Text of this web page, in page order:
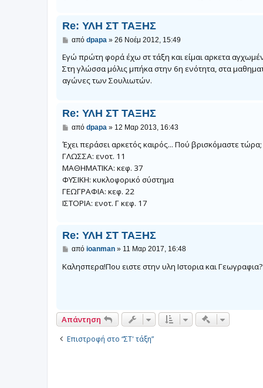
Re: ΥΛΗ ΣΤ ΤΑΞΗΣ
Δ
μ
σ
ί
η
από dpapa » 26 Νοέμ 2012, 15:49
Εγώ πρώτη φορά έχω στ τάξη και είμαι αρκετα
Στη γλώσσα μόλις μπήκα στην 6η ενότητα, στα
αγώνες των Σουλιωτών.
Re: ΥΛΗ ΣΤ ΤΑΞΗΣ
Δ
μ
ο
σ
ί
ε
υ
σ
η
από dpapa » 12 Μαρ 2013, 16:43
Έχει περάσει αρκετός καιρός... Πού βρισκόμαστε τώρα;
ΓΛΩΣΣΑ: ενοτ. 11
ΜΑΘΗΜΑΤΙΚΑ: κεφ. 37
ΦΥΣΙΚΗ: κυκλοφορικό σύστημα
ΓΕΩΓΡΑΦΙΑ: κεφ. 22
ΙΣΤΟΡΙΑ: ενοτ. Γ κεφ. 17
Re: ΥΛΗ ΣΤ ΤΑΞΗΣ
Δ
μ
σ
η
από ioanman» 11 Μαρ 2017, 16:48
Καλησπερα!Που ειστε στην υλη Ιστορια και Γεωγραφια?
Απάντηση Γρήγορα
Επιστροφή στο “ΣΤ' τάξη”